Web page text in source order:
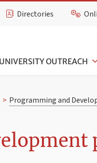
Directories
UNIVERSITY OUTREACH
> Programming and